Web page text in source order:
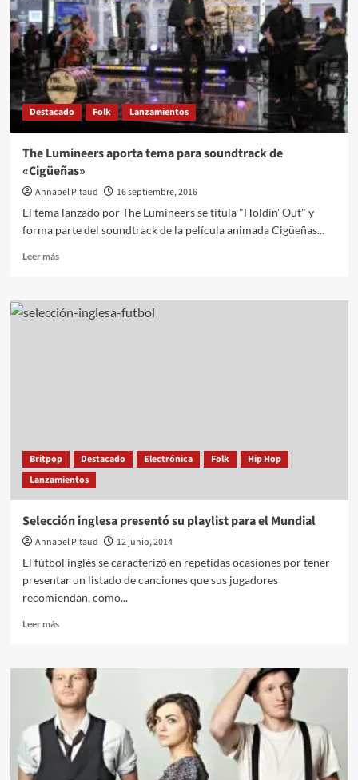
nuevo
video
para
«Nothing
to
Find»
Destacado Folk Lanzamientos
The Lumineers aporta tema para soundtrack de
«Cigüeñas»
Annabel Pitaud
16 septiembre, 2016
El tema lanzado por The Lumineers se titula "Holdin' Out" y
forma parte del soundtrack de la película animada Cigüeñas...
Leer másLeer
The
Lumineers
Britpop Destacado Electrónica Folk
Hip Hop
Lanzamientos
Selección inglesa presentó su playlist para el Mundial
Annabel Pitaud
12 junio, 2014
El fútbol inglés se caracterizó en repetidas ocasiones por tener
presentar un listado de canciones que sus jugadores
recomiendan, como...
Leer másLeer
Selección
inglesa
presentó
su
playlist
para
el